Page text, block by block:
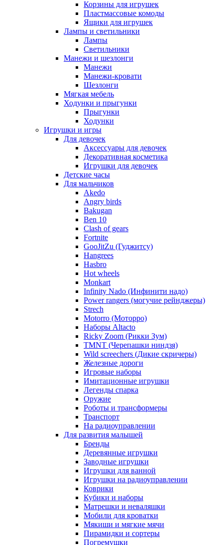
Корзины для игрушек
Пластмассовые комоды
Ящики для игрушек
Лампы и светильники
Лампы
Светильники
Манежи и шезлонги
Манежи
Манежи-кровати
Шезлонги
Мягкая мебель
Ходунки и прыгунки
Прыгунки
Ходунки
Игрушки и игры
Для девочек
Аксессуары для девочек
Декоративная косметика
Игрушки для девочек
Детские часы
Для мальчиков
Akedo
Angry birds
Bakugan
Ben 10
Clash of gears
Fortnite
GooJitZu (Гуджитсу)
Hangrees
Hasbro
Hot wheels
Monkart
Infinity Nado (Инфинити надо)
Power rangers (могучие рейнджеры)
Strech
Motorro (Моторро)
Наборы Altacto
Ricky Zoom (Рикки Зум)
TMNT (Черепашки ниндзя)
Wild screechers (Дикие скричеры)
Железные дороги
Игровые наборы
Имитационные игрушки
Легенды спарка
Оружие
Роботы и трансформеры
Транспорт
На радиоуправлении
Для развития малышей
Бренды
Деревянные игрушки
Заводные игрушки
Игрушки для ванной
Игрушки на радиоуправлении
Коврики
Кубики и наборы
Матрешки и неваляшки
Мобили для кроватки
Мякиши и мягкие мячи
Пирамидки и сортеры
Погремушки